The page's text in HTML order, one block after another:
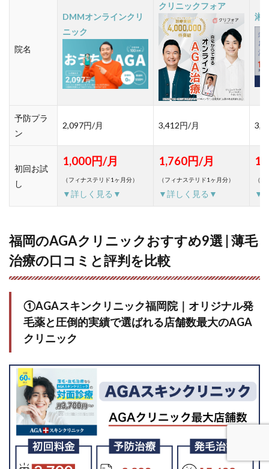
院名
DMMオンラインクリ
ニック
クリニックフォア
湘
予防プラ
ン
2,097円/月 3,412円/月
初回お試
し
1,000円/月
（フィナステリド1ヶ月分）
▼詳しく見る▼
1,760円/月
（フィナステリド1ヶ月分）
▼詳しく見る▼
（
▼
福岡のAGAクリニックおすすめ9選 | 薄毛
治療の口コミと評判を比較
①AGAスキンクリニック福岡院｜オリジナル発
毛薬と圧倒的実績で選ばれる店舗数最大のAGA
クリニック